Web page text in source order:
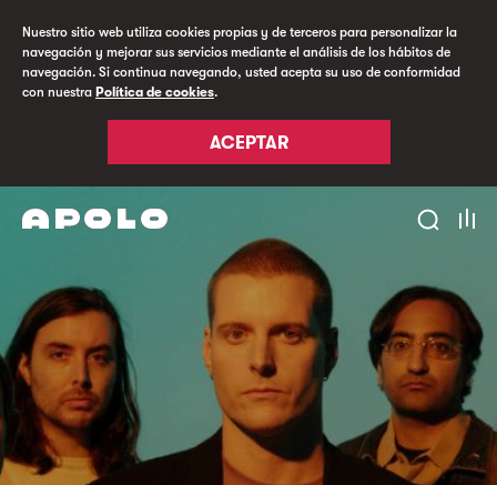
Nuestro sitio web utiliza cookies propias y de terceros para personalizar la
navegación y mejorar sus servicios mediante el análisis de los hábitos de
navegación. Si continua navegando, usted acepta su uso de conformidad
con nuestra Política de cookies.
ACEPTAR